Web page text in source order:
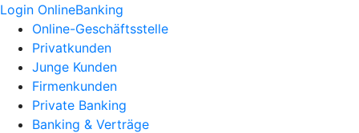
Login OnlineBanking
Online-Geschäftsstelle
Privatkunden
Junge Kunden
Firmenkunden
Private Banking
Banking & Verträge